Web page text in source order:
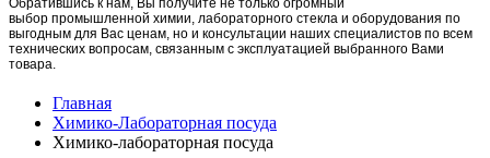
Обратившись к нам, Вы получите не только огромный
выбор промышленной химии, лабораторного стекла и оборудования по
выгодным для Вас ценам, но и консультации наших специалистов по всем
технических вопросам, связанным с эксплуатацией выбранного Вами
товара.
Главная
Химико-Лабораторная посуда
Химико-лабораторная посуда